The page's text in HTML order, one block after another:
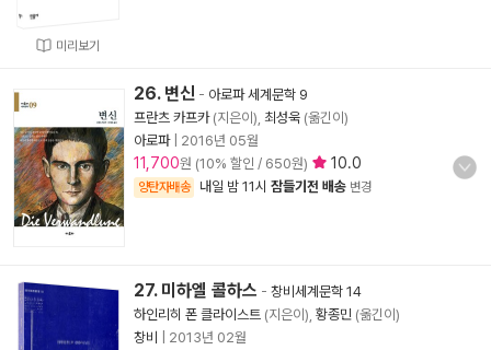
미리보기
26. 변신 - 아로파 세계문학 9
프란츠 카프카(지은이), 최성욱 (옮긴이)
아로파| 2016년 05월
11,700원 (10% 할인 / 650원) 10.0
양탄자배송 내일 밤 11시 잠들기전 배송 변경
27. 미하엘 콜하스 - 창비세계문학 14
하인리히 폰 클라이스트 (지은이), 황종민 (옮긴이)
창비
2013년 02월